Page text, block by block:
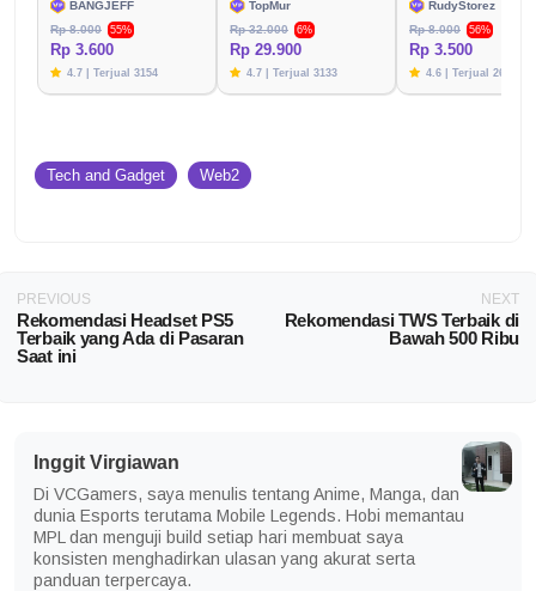
BANGJEFF
Rp 8.000
55%
Rp 3.600
4.7 | Terjual 3154
TopMur
Rp 32.000
6%
Rp 29.900
4.7 | Terjual 3133
RudyStorez
Rp 8.000
56%
Rp 3.500
4.6 | Terjual 2617
Tech and Gadget Web2
PREVIOUS
Rekomendasi Headset PS5
Terbaik yang Ada di Pasaran
Saat ini
NEXT
Rekomendasi TWS Terbaik di
Bawah 500 Ribu
Inggit Virgiawan
Di VCGamers, saya menulis tentang Anime, Manga, dan
dunia Esports terutama Mobile Legends. Hobi memantau
MPL dan menguji build setiap hari membuat saya
konsisten menghadirkan ulasan yang akurat serta
panduan terpercaya.